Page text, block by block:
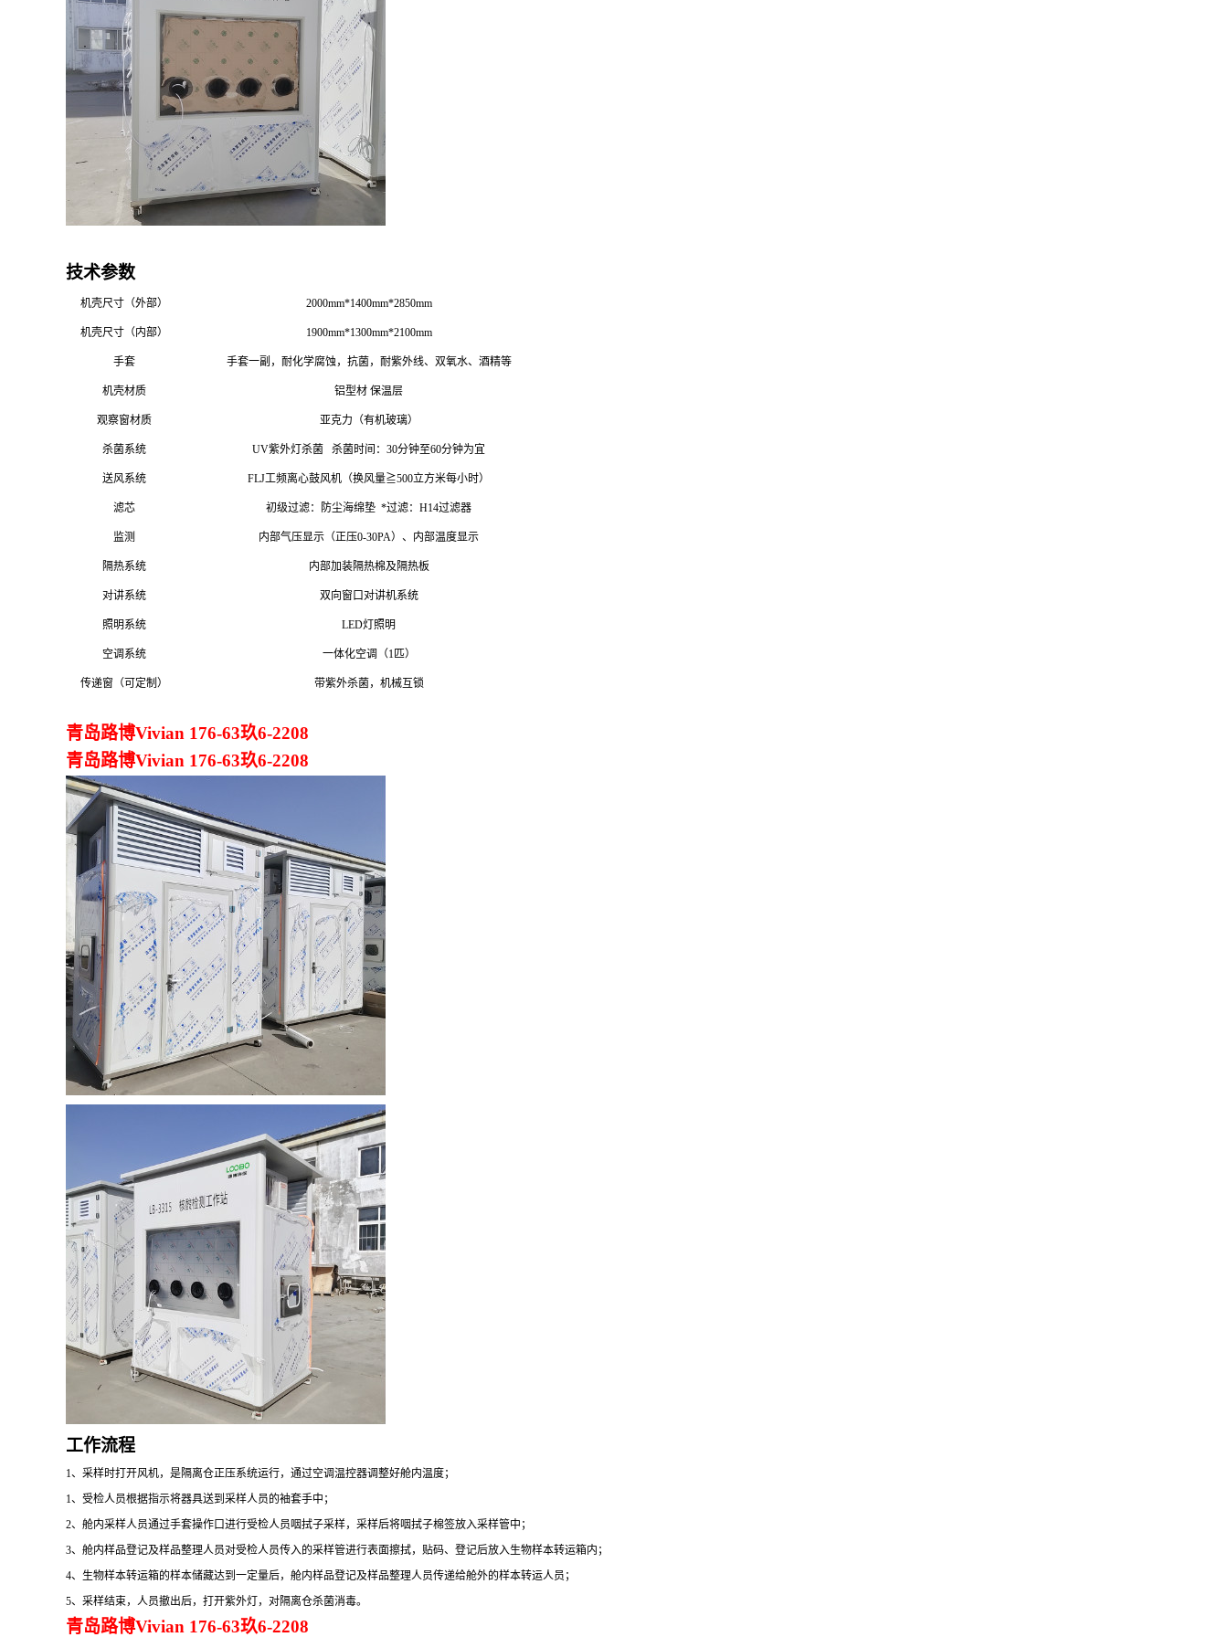
技术参数
机壳尺寸（外部） 2000mm*1400mm*2850mm
机壳尺寸（内部） 1900mm*1300mm*2100mm
手套 手套一副，耐化学腐蚀，抗菌，耐紫外线、双氧水、酒精等
机壳材质 铝型材 保温层
观察窗材质 亚克力（有机玻璃）
杀菌系统 UV紫外灯杀菌 杀菌时间：30分钟至60分钟为宜
送风系统 FLJ工频离心鼓风机（换风量≧500立方米每小时）
滤芯 初级过滤：防尘海绵垫 *过滤：H14过滤器
监测 内部气压显示（正压0-30PA）、内部温度显示
隔热系统 内部加装隔热棉及隔热板
对讲系统 双向窗口对讲机系统
照明系统 LED灯照明
空调系统 一体化空调（1匹）
传递窗（可定制） 带紫外杀菌，机械互锁
青岛路博Vivian 176-63玖6-2208
青岛路博Vivian 176-63玖6-2208
工作流程
1、采样时打开风机，是隔离仓正压系统运行，通过空调温控器调整好舱内温度；
1、受检人员根据指示将器具送到采样人员的袖套手中；
2、舱内采样人员通过手套操作口进行受检人员咽拭子采样，采样后将咽拭子棉签放入采样管中；
3、舱内样品登记及样品整理人员对受检人员传入的采样管进行表面擦拭，贴码、登记后放入生物样本转运箱内；
4、生物样本转运箱的样本储藏达到一定量后，舱内样品登记及样品整理人员传递给舱外的样本转运人员；
5、采样结束，人员撤出后，打开紫外灯，对隔离仓杀菌消毒。
青岛路博Vivian 176-63玖6-2208